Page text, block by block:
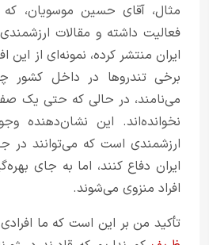
مثال، آقای حسین موسویان، که
فعالیت داشته و مقالات
ایران منتشر کرده، نمونه‌ای از این
برخی تندروها در داخل کشور
می‌نامند، در حالی که حتی یک
نخوانده‌اند. این نشان‌دهنده
ارزشمندی است که می‌توانند در
ایران دفاع کنند، اما به جای
افراد منزوی می‌شوند.
تأکید من بر این است که ما افرادی